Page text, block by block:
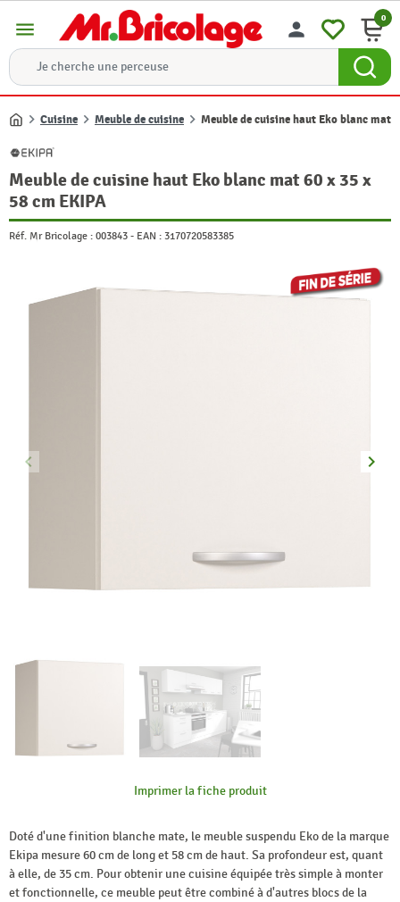
menu person 0
Accueil
Cuisine Meuble de cuisine Meuble de cuisine haut Eko blanc mat
Meuble de cuisine haut Eko blanc mat 60 x 35 x
58 cm EKIPA
Réf. Mr Bricolage : 003843 - EAN : 3170720583385
Précédent
keyboard_arrow_left keyboard_arrow_right
Imprimer la fiche produit
Doté d'une finition blanche mate, le meuble suspendu Eko de la marque
Ekipa mesure 60 cm de long et 58 cm de haut. Sa profondeur est, quant
à elle, de 35 cm. Pour obtenir une cuisine équipée très simple à monter
et fonctionnelle, ce meuble peut être combiné à d'autres blocs de la